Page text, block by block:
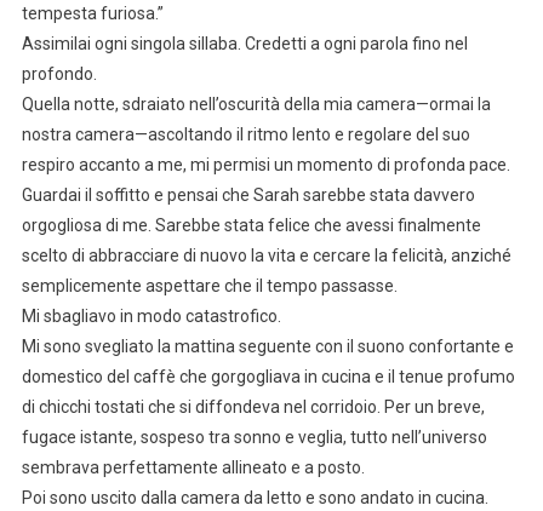
tempesta furiosa.”
Assimilai ogni singola sillaba. Credetti a ogni parola fino nel
profondo.
Quella notte, sdraiato nell’oscurità della mia camera—ormai la
nostra camera—ascoltando il ritmo lento e regolare del suo
respiro accanto a me, mi permisi un momento di profonda pace.
Guardai il soffitto e pensai che Sarah sarebbe stata davvero
orgogliosa di me. Sarebbe stata felice che avessi finalmente
scelto di abbracciare di nuovo la vita e cercare la felicità, anziché
semplicemente aspettare che il tempo passasse.
Mi sbagliavo in modo catastrofico.
Mi sono svegliato la mattina seguente con il suono confortante e
domestico del caffè che gorgogliava in cucina e il tenue profumo
di chicchi tostati che si diffondeva nel corridoio. Per un breve,
fugace istante, sospeso tra sonno e veglia, tutto nell’universo
sembrava perfettamente allineato e a posto.
Poi sono uscito dalla camera da letto e sono andato in cucina.